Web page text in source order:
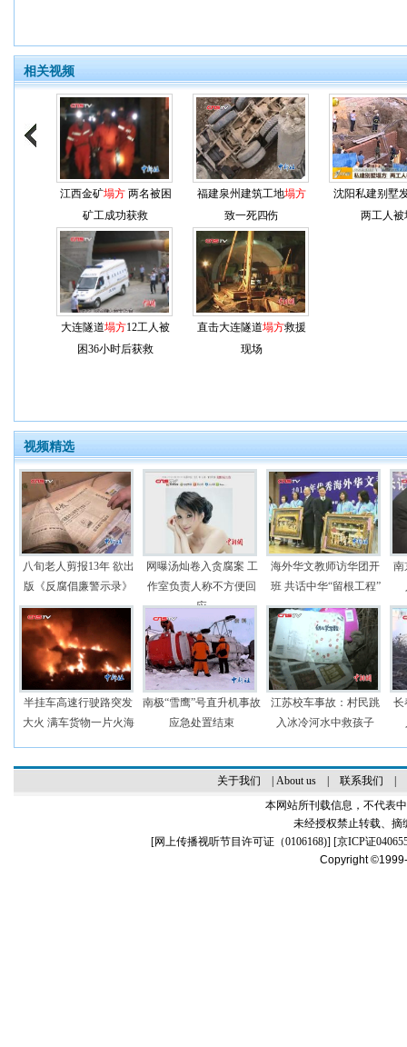
相关视频
江西金矿塌方两名被困
矿工成功获救
福建泉州建筑工地塌方
致一死四伤
沈阳私建别墅
两工人被
大连隧道塌方12工人被
困36小时后获救
直击大连隧道塌方救援
现场
视频精选
八旬老人剪报13年 欲出
版《反腐倡廉警示录》
网曝汤灿卷入贪腐案 工
作室负责人称不方便回
应
海外华文教师访华团开
班 共话中华“留根工程”
南
半挂车高速行驶路突发
大火 满车货物一片火海
南极“雪鹰”号直升机事故
应急处置结束
江苏校车事故：村民跳
入冰冷河水中救孩子
长
关于我们 About us| 联系我们
本网站所刊载信息，不代表
未经授权禁止转载、摘
[网上传播视听节目许可证（0106168)] [京ICP证
Copyright